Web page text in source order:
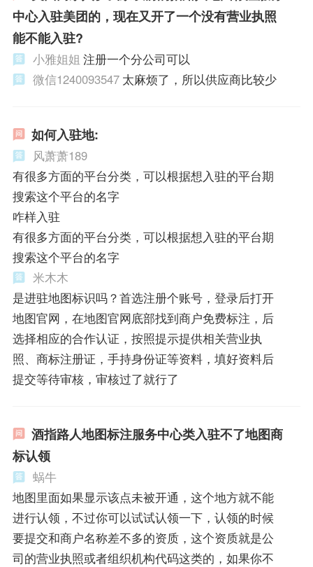
中心入驻美团的，现在又开了一个没有营业执照
能不能入驻?
小雅姐姐 注册一个分公司可以
微信1240093547 太麻烦了，所以供应商比较少
如何入驻地:
风萧萧189
有很多方面的平台分类，可以根据想入驻的平台期
搜索这个平台的名字
咋样入驻
有很多方面的平台分类，可以根据想入驻的平台期
搜索这个平台的名字
米木木
是进驻地图标识吗？首选注册个账号，登录后打开
地图官网，在地图官网底部找到商户免费标注，后
选择相应的合作认证，按照提示提供相关营业执
照、商标注册证，手持身份证等资料，填好资料后
提交等待审核，审核过了就行了
酒指路人地图标注服务中心类入驻不了地图商
标认领
蜗牛
地图里面如果显示该点未被开通，这个地方就不能
进行认领，不过你可以试试认领一下，认领的时候
要提交和商户名称差不多的资质，这个资质就是公
司的营业执照或者组织机构代码这类的，如果你不